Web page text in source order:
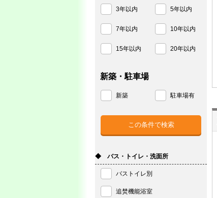
3年以内 5年以内
7年以内 10年以内
15年以内 20年以内
新築・駐車場
新築 駐車場有
◆ バス・トイレ・洗面所
バストイレ別
追焚機能浴室